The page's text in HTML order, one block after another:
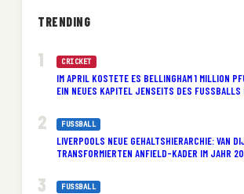
TRENDING
CRICKET
IM APRIL KOSTETE ES BELLINGHAM 1 MILLION
EIN NEUES KAPITEL JENSEITS DES FUSSBALLS
FUSSBALL
LIVERPOOLS NEUE GEHALTSHIERARCHIE: VAN
TRANSFORMIERTEN ANFIELD-KADER IM JAHR
FUSSBALL